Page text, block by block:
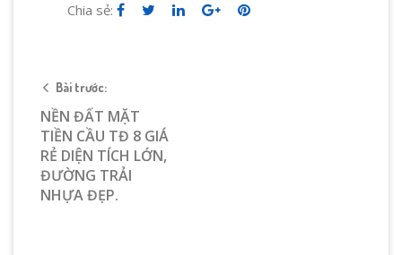
Chia sẻ:
Bài trước:
NỀN ĐẤT MẶT
TIỀN CẦU TĐ 8 GIÁ
RẺ DIỆN TÍCH LỚN,
ĐƯỜNG TRẢI
NHỰA ĐẸP.